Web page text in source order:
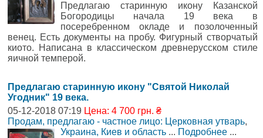
Предлагаю старинную икону Казанской
Богородицы начала 19 века в
посеребренном окладе и позолоченный
венец. Есть документы на пробу. Фигурный створчатый
киото. Написана в классическом древнерусском стиле
яичной темперой.
Предлагаю старинную икону "Святой Николай
Угодник" 19 века.
05-12-2018 07:19 Цена: 4 700 грн. ₴
Продам, предлагаю - частное лицо: Церковная утварь,
Украина, Киев и область ... Подробнее ...